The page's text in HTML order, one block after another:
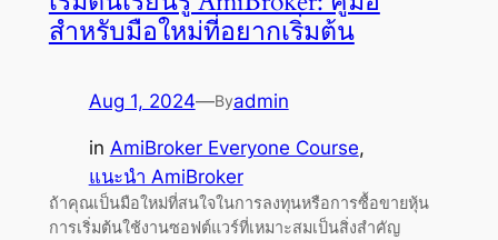
สำหรับมือใหม่ที่อยากเริ่มต้น
Aug 1, 2024—Byadmin
in AmiBroker Everyone Course
แนะนำ AmiBroker
ถ้าคุณเป็นมือใหม่ที่สนใจในการลงทุนหรือการซื้อขายหุ้น
การเริ่มต้นใช้งานซอฟต์แวร์ที่เหมาะสมเป็นสิ่งสำคัญ